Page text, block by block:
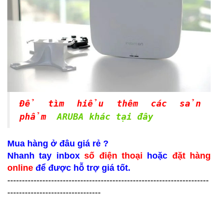
Để tìm hiểu thêm các sản
phẩm
ARUBA khác tại đây
Mua hàng ở đâu giá rẻ ?
Nhanh tay inboxsố điện thoại hoặc đặt hàng
online để được hỗ trợ giá tốt.
---------------------------------------------------------------------
--------------------------------